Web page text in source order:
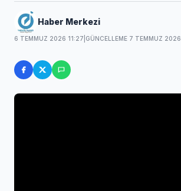
Haber Merkezi
6 TEMMUZ 2026 11:27 GÜNCELLEME 7 TEMMUZ